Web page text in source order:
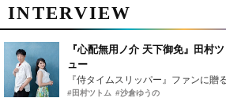
INTERVIEW
『心配無用ノ介 天下御免』田村
ュー
#田村ツトム #沙倉ゆうの